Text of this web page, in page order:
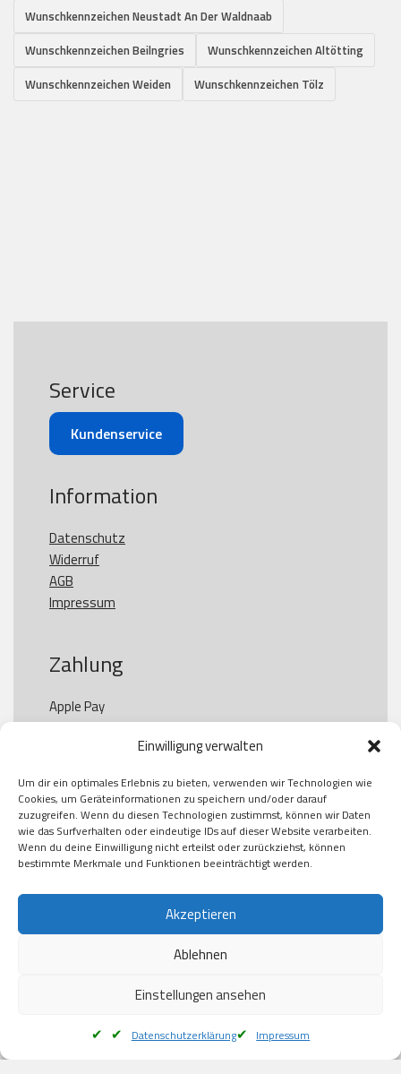
Einwilligung verwalten
Um dir ein optimales Erlebnis zu bieten, verwenden wir Technologien wie
Cookies, um Geräteinformationen zu speichern und/oder darauf
zuzugreifen. Wenn du diesen Technologien zustimmst, können wir Daten
wie das Surfverhalten oder eindeutige IDs auf dieser Website verarbeiten.
Wenn du deine Einwilligung nicht erteilst oder zurückziehst, können
bestimmte Merkmale und Funktionen beeinträchtigt werden.
Akzeptieren
Ablehnen
Einstellungen ansehen
Datenschutzerklärung Impressum
Wunschkennzeichen Neustadt An Der Waldnaab
Wunschkennzeichen Beilngries
Wunschkennzeichen Altötting
Wunschkennzeichen Weiden
Wunschkennzeichen Tölz
Service
Kundenservice
Information
Datenschutz
Widerruf
AGB
Impressum
Zahlung
Apple Pay
Paypal
Kauf auf Rechung
Klarna
American Express